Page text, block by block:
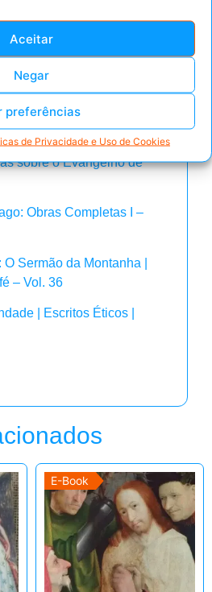
Aceitar
Negar
preferências
de Privacidade e Uso de Cookies
A fé e o símbolo | Primeira
cristãos | A disciplina
– Vol. 32
da pregação
sobre o Evangelho de
Obras Completas I –
Sermão da Montanha |
– Vol. 36
| Escritos Éticos |
E-Book